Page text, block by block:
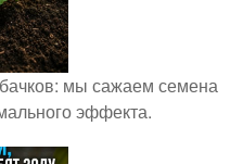
мы сажаем семена
эффекта.